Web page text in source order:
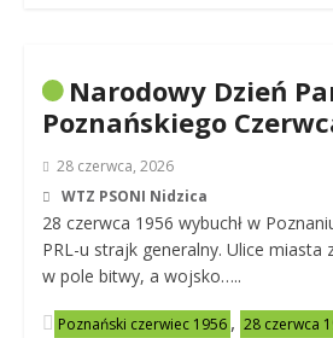
Narodowy Dzień
Poznańskiego
28 czerwca, 2026
WTZ PSONI Nidzica
28 czerwca 1956 wybuchł w
PRL-u strajk generalny. Ulice miasta
w pole bitwy, a wojsko…..
Poznański czerwiec 1956 , 28 czerwca